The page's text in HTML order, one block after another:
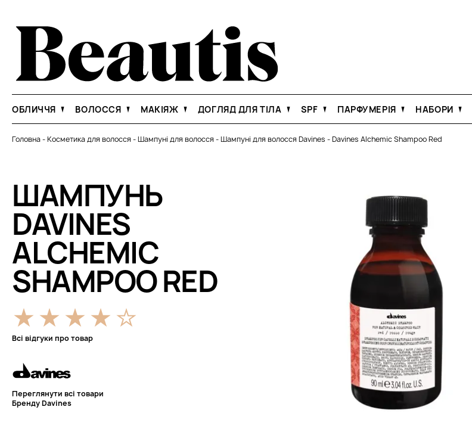
ОБЛИЧЧЯ ВОЛОССЯ МАКІЯЖ ДОГЛЯД ДЛЯ ТІЛА SPF ПАРФУМЕРІЯ НАБОРИ
Головна-Косметика для волосся -Шампуні для волосся -Шампуні для волосся Davines -Davines Alchemic Shampoo Red
ШАМПУНЬ
DAVINES
ALCHEMIC
SHAMPOO RED
Всі відгуки про товар
Переглянути всі товари
Бренду Davines